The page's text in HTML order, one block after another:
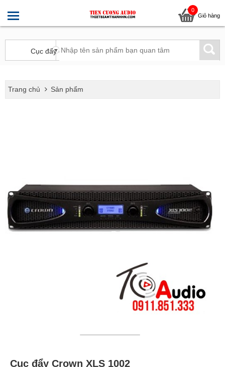
0
Giỏ hàng
Trang chủ Sản phẩm
Cục đẩy Crown XLS 1002